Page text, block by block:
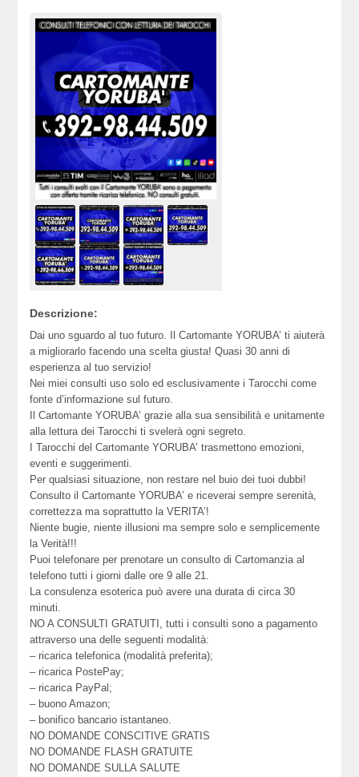
Descrizione:
Dai uno sguardo al tuo futuro. Il Cartomante YORUBA’ ti aiuterà
a migliorarlo facendo una scelta giusta! Quasi 30 anni di
esperienza al tuo servizio!
Nei miei consulti uso solo ed esclusivamente i Tarocchi come
fonte d’informazione sul futuro.
Il Cartomante YORUBA’ grazie alla sua sensibilità e unitamente
alla lettura dei Tarocchi ti svelerà ogni segreto.
I Tarocchi del Cartomante YORUBA’ trasmettono emozioni,
eventi e suggerimenti.
Per qualsiasi situazione, non restare nel buio dei tuoi dubbi!
Consulto il Cartomante YORUBA’ e riceverai sempre serenità,
correttezza ma soprattutto la VERITA’!
Niente bugie, niente illusioni ma sempre solo e semplicemente
la Verità!!!
Puoi telefonare per prenotare un consulto di Cartomanzia al
telefono tutti i giorni dalle ore 9 alle 21.
La consulenza esoterica può avere una durata di circa 30
minuti.
NO A CONSULTI GRATUITI, tutti i consulti sono a pagamento
attraverso una delle seguenti modalità:
– ricarica telefonica (modalità preferita);
– ricarica PostePay;
– ricarica PayPal;
– buono Amazon;
– bonifico bancario istantaneo.
NO DOMANDE CONSCITIVE GRATIS
NO DOMANDE FLASH GRATUITE
NO DOMANDE SULLA SALUTE